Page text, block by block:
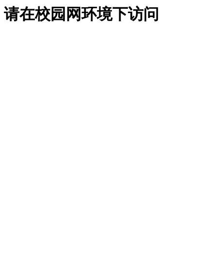
请在校园网环境下访问